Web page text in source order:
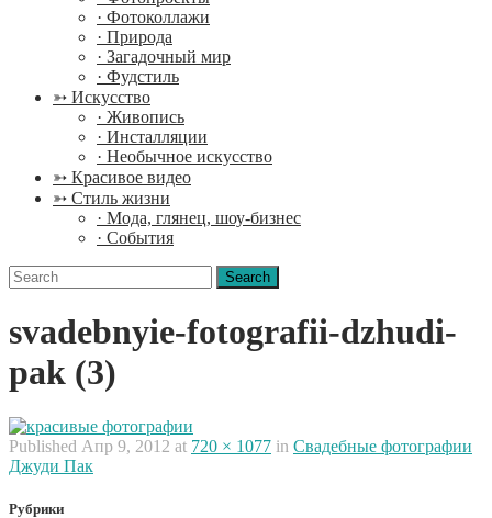
· Фотоколлажи
· Природа
· Загадочный мир
· Фудстиль
➳ Искусство
· Живопись
· Инсталляции
· Необычное искусство
➳ Красивое видео
➳ Стиль жизни
· Мода, глянец, шоу-бизнес
· События
Search
for:
svadebnyie-fotografii-dzhudi-
pak (3)
Published Апр 9, 2012 at 720 × 1077 in Свадебные фотографии
Джуди Пак
Рубрики